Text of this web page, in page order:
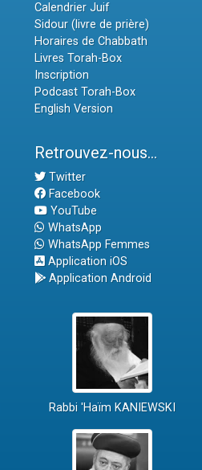
Calendrier Juif
Sidour (livre de prière)
Horaires de Chabbath
Livres Torah-Box
Inscription
Podcast Torah-Box
English Version
Retrouvez-nous...
Twitter
Facebook
YouTube
WhatsApp
WhatsApp Femmes
Application iOS
Application Android
Rabbi 'Haïm KANIEWSKI